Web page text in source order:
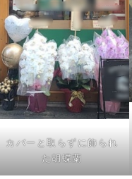
カバーと取らずに飾られ
た胡蝶蘭